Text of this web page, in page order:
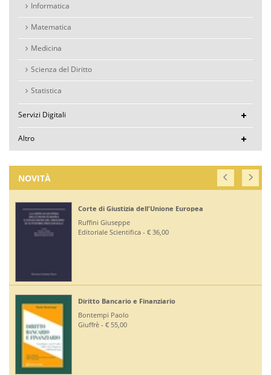
Informatica
Matematica
Medicina
Scienza del Diritto
Statistica
Servizi Digitali
Altro
NOVITÀ
Corte di Giustizia dell'Unione Europea
Ruffini Giuseppe
Editoriale Scientifica - € 36,00
Diritto Bancario e Finanziario
Bontempi Paolo
Giuffrè - € 55,00